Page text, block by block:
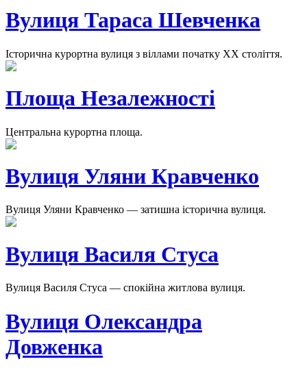
Вулиця Тараса Шевченка
Історична курортна вулиця з віллами початку ХХ століття.
Площа Незалежності
Центральна курортна площа.
Вулиця Уляни Кравченко
Вулиця Уляни Кравченко — затишна історична вулиця.
Вулиця Василя Стуса
Вулиця Василя Стуса — спокійна житлова вулиця.
Вулиця Олександра
Довженка